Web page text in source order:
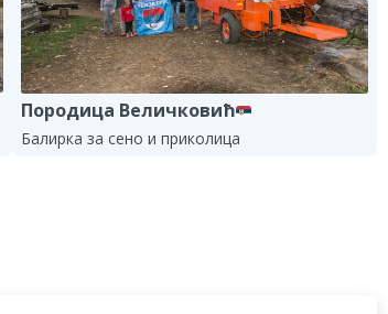
Породица Величковић
Балирка за сено и приколица